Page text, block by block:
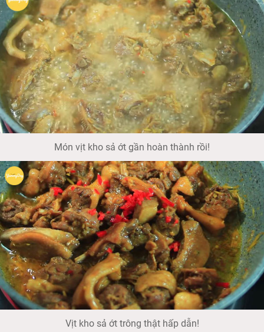
Món vịt kho sả ớt gần hoàn thành rồi!
Vịt kho sả ớt trông thật hấp dẫn!